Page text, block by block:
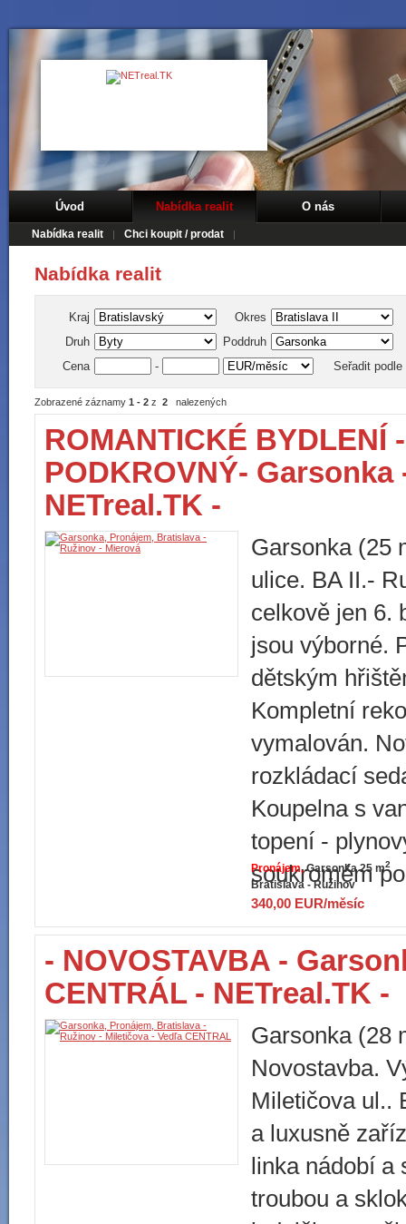
Úvod Nabídka realit
Nabídka realit Chci koupit / prodat
O nás
Nabídka realit
Kraj
Okres
Druh
Poddruh
Cena
- Seřadit podle
Zobrazené záznamy 1 - 2 z 2 nalezených
ROMANTICKÉ BYDLENÍ
PODKROVNÝ- Garsonka
NETreal.TK -
Garsonka (25
ulice. BA II.-
celkově jen 6.
jsou výborné.
dětským
Kompletní
vymalován.
rozkládací
Koupelna s
topení -
soukromém
Pronájem Garsonka 25 m2
Bratislava - Ružinov
340,00 EUR/měsíc
- NOVOSTAVBA -
CENTRÁL - NETreal.TK -
Garsonka (28
Novostavba.
Miletičova ul..
a luxusně
linka nádobí a
troubou a